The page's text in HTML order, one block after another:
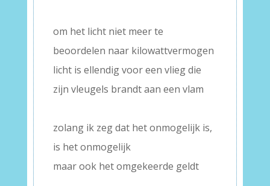
om het licht niet meer te
beoordelen naar kilowattvermogen
licht is ellendig voor een vlieg die
zijn vleugels brandt aan een vlam
zolang ik zeg dat het onmogelijk is,
is het onmogelijk
maar ook het omgekeerde geldt